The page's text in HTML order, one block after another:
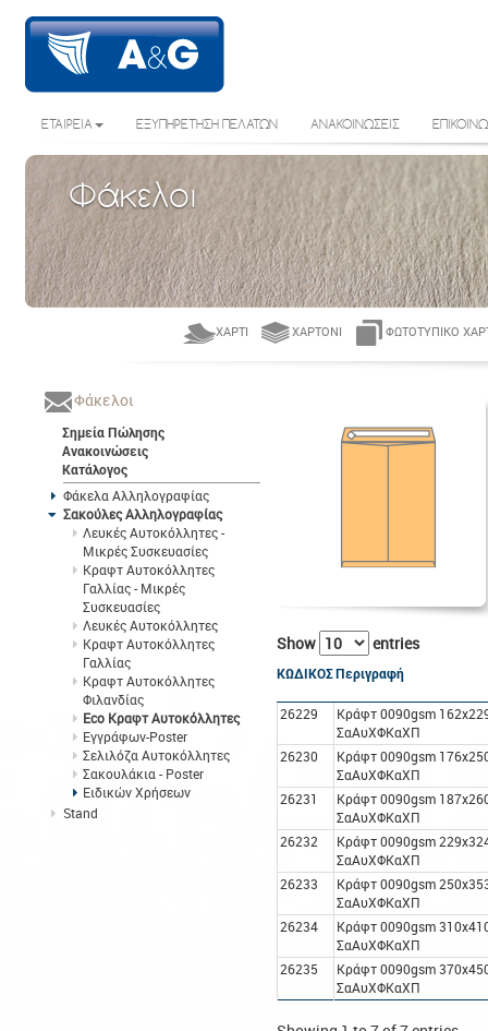
ΕΤΑΙΡΕΙΑ ΕΞΥΠΗΡΕΤΗΣΗ ΠΕΛΑΤΩΝ ΑΝΑΚΟΙΝΩΣΕΙΣ
Φάκελοι
ΧΑΡΤΊ ΧΑΡΤΌΝΙ ΦΩΤΟΤΥΠΙΚΌ
Φάκελοι
Σημεία Πώλησης
Ανακοινώσεις
Κατάλογος
Φάκελα Αλληλογραφίας
Σακούλες Αλληλογραφίας
Λευκές Αυτοκόλλητες -
Μικρές Συσκευασίες
Κραφτ Αυτοκόλλητες
Γαλλίας - Μικρές
Συσκευασίες
Λευκές Αυτοκόλλητες
Κραφτ Αυτοκόλλητες
Γαλλίας
Κραφτ Αυτοκόλλητες
Φιλανδίας
Eco Κραφτ Αυτοκόλλητες
Εγγράφων-Poster
Σελιλόζα Αυτοκόλλητες
Σακουλάκια - Poster
Ειδικών Χρήσεων
Stand
Show entries
ΚΩΔΙΚΟΣΠεριγραφή
26229
Κράφτ 0090gsm
ΣαΑυΧΦΚαΧΠ
26230
Κράφτ 0090gsm
ΣαΑυΧΦΚαΧΠ
26231
Κράφτ 0090gsm
ΣαΑυΧΦΚαΧΠ
26232
Κράφτ 0090gsm
ΣαΑυΧΦΚαΧΠ
26233
Κράφτ 0090gsm
ΣαΑυΧΦΚαΧΠ
26234
Κράφτ 0090gsm
ΣαΑυΧΦΚαΧΠ
26235
Κράφτ 0090gsm
ΣαΑυΧΦΚαΧΠ